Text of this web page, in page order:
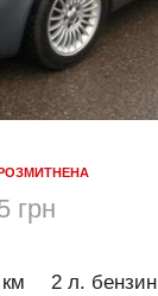
грн
2 л. бензин